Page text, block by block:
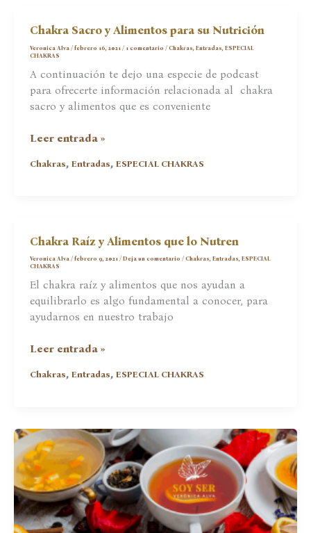
Chakra Sacro y Alimentos para su Nutrición
Veronica Alva/febrero 16, 2021/ 1 comentario /Chakras,Entradas,ESPECIAL
CHAKRAS
A continuación te dejo una especie de podcast
para ofrecerte información relacionada al chakra
sacro y alimentos que es conveniente
Chakra
y
Nutrición
Leer entrada »
Chakras,Entradas,ESPECIAL CHAKRAS
Chakra Raíz y Alimentos que lo Nutren
Veronica Alva/febrero 9, 2021/Deja un comentario /Chakras,Entradas,ESPECIAL
CHAKRAS
El chakra raíz y alimentos que nos ayudan a
equilibrarlo es algo fundamental a conocer, para
ayudarnos en nuestro trabajo
Chakra
y
lo
Nutren
Leer entrada »
Chakras,Entradas,ESPECIAL CHAKRAS